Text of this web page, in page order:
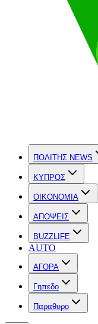
ΠΟΛΙΤΗΣ NEWS
ΚΥΠΡΟΣ
OIKONOMIA
ΑΠΟΨΕΙΣ
BUZZLIFE
AUTO
ΑΓΟΡΑ
Γηπεδο
Παραθυρο